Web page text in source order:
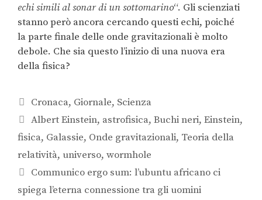
echi simili al sonar di un sottomarino“. Gli scienziati
stanno però ancora cercando questi echi, poiché
la parte finale delle onde gravitazionali è molto
debole. Che sia questo l’inizio di una nuova era
della fisica?
Cronaca, Giornale, Scienza
Albert Einstein, astrofisica,Buchi neri,Einstein,
fisica, Galassie, Onde gravitazionali, Teoria della
relatività, universo, wormhole
Communico ergo sum: l’ubuntu africano ci
spiega l’eterna connessione tra gli uomini